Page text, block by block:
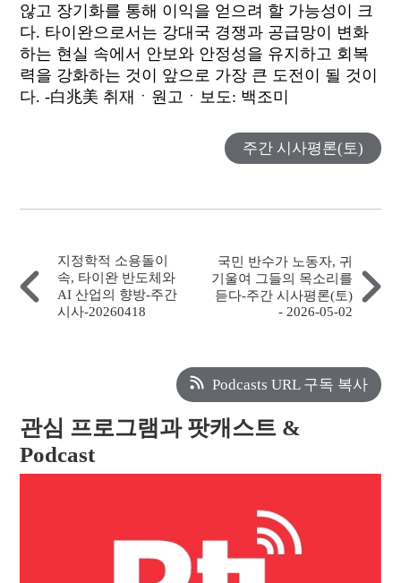
않고 장기화를 통해 이익을 얻으려 할 가능성이 크
다. 타이완으로서는 강대국 경쟁과 공급망이 변화
하는 현실 속에서 안보와 안정성을 유지하고 회복
력을 강화하는 것이 앞으로 가장 큰 도전이 될 것이
다. -白兆美 취재ㆍ원고ㆍ보도 : 백조미
주간 시사평론(토)
지정학적 소용돌이
속, 타이완 반도체와
AI 산업의 향방-주간
시사-20260418
국민 반수가 노동자, 귀
기울여 그들의 목소리를
듣다-주간 시사평론(토)
- 2026-05-02
Podcasts URL 구독 복사
관심 프로그램과 팟캐스트 &
Podcast